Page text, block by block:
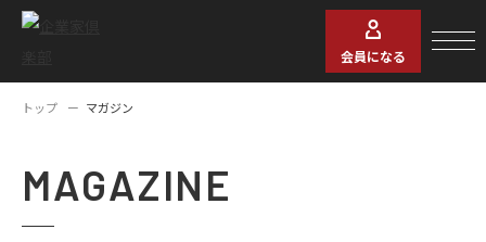
会員になる
トップ マガジン
MAGAZINE